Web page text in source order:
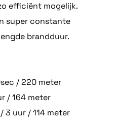
efficiënt mogelijk.
super constante
brandduur.
/ 220 meter
/ 164 meter
3 uur / 114 meter